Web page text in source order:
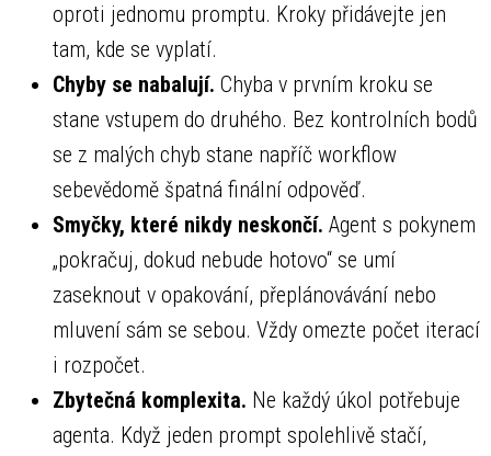
oproti jednomu promptu. Kroky přidávejte jen
tam, kde se vyplatí.
Chyby se nabalují. Chyba v prvním kroku se
stane vstupem do druhého. Bez kontrolních bodů
se z malých chyb stane napříč workflow
sebevědomě špatná finální odpověď.
Smyčky, které nikdy neskončí. Agent s pokynem
„pokračuj, dokud nebude hotovo“ se umí
zaseknout v opakování, přeplánovávání nebo
mluvení sám se sebou. Vždy omezte počet iterací
i rozpočet.
Zbytečná komplexita. Ne každý úkol potřebuje
agenta. Když jeden prompt spolehlivě stačí,